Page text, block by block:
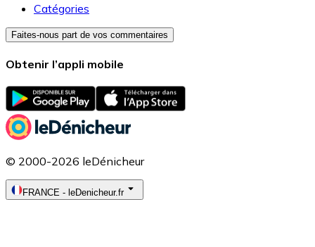
Catégories
Faites-nous part de vos commentaires
Obtenir l’appli mobile
© 2000-2026 leDénicheur
FRANCE - leDenicheur.fr